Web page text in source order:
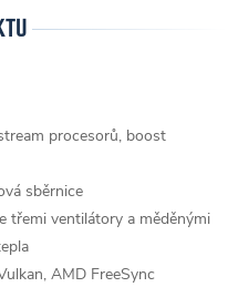
procesorů, boost
sběrnice
třemi ventilátory a měděnými
AMD FreeSync